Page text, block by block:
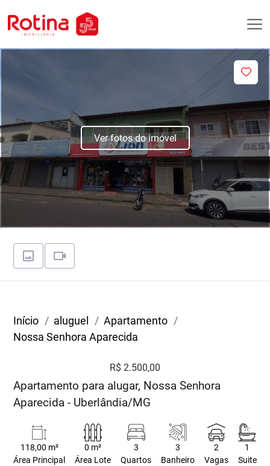
Ver fotos do imóvel
Início aluguel
Apartamento
Nossa Senhora Aparecida
R$ 2.500,00
Apartamento para alugar, Nossa Senhora
Aparecida - Uberlândia/MG
118,00 m²
Área Principal
0 m²
Área Lote
3
Quartos
3
Banheiro
2
Vagas
1
Suite